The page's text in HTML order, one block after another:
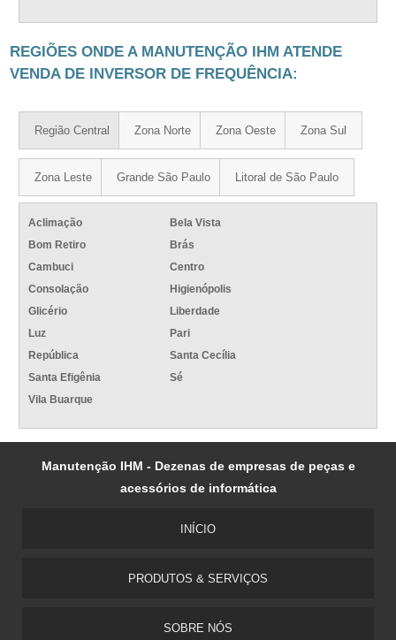
REGIÕES ONDE A MANUTENÇÃO IHM ATENDE
VENDA DE INVERSOR DE FREQUÊNCIA:
Região Central Zona Norte Zona Oeste Zona Sul
Zona Leste Grande São Paulo Litoral de São Paulo
Aclimação
Bela Vista
Bom Retiro
Brás
Cambuci
Centro
Consolação
Higienópolis
Glicério
Liberdade
Luz
Pari
República
Santa Cecília
Santa Efigênia
Sé
Vila Buarque
Manutenção IHM - Dezenas de empresas de peças e
acessórios de informática
INÍCIO
PRODUTOS & SERVIÇOS
SOBRE NÓS